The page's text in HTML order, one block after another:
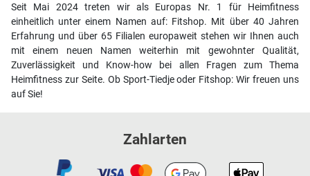
Seit Mai 2024 treten wir als Europas Nr. 1 für Heimfitness
einheitlich unter einem Namen auf: Fitshop. Mit über 40 Jahren
Erfahrung und über 65 Filialen europaweit stehen wir Ihnen auch
mit einem neuen Namen weiterhin mit gewohnter Qualität,
Zuverlässigkeit und Know-how bei allen Fragen zum Thema
Heimfitness zur Seite. Ob Sport-Tiedje oder Fitshop: Wir freuen uns
auf Sie!
Zahlarten